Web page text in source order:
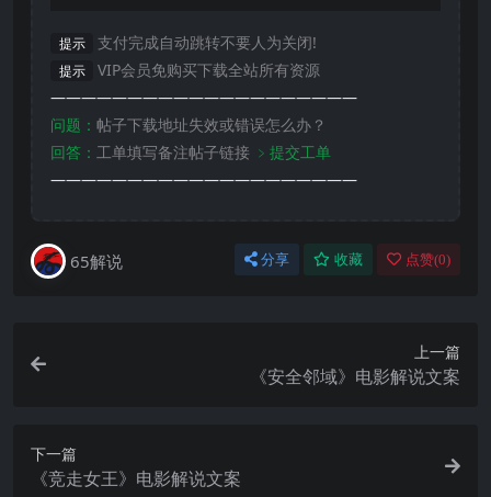
提示 支付完成自动跳转不要人为关闭!
提示
VIP会员免购买下载全站所有资源
————————————————————
问题： 帖子下载地址失效或错误怎么办？
回答： 工单填写备注帖子链接 ﹥提交工单
————————————————————
65解说 分享 收藏 点赞(0)
上一篇
《安全邻域》电影解说文案
下一篇
《竞走女王》电影解说文案